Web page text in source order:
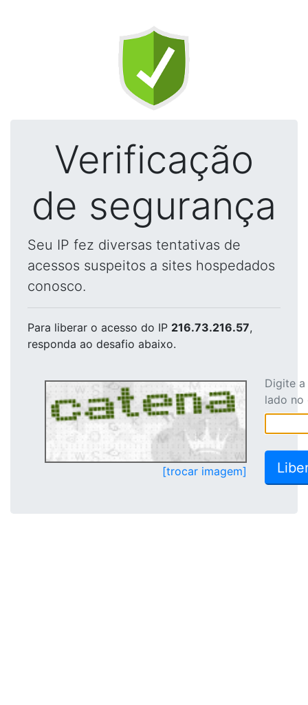
Verificação
de segurança
Seu IP fez diversas tentativas de
acessos suspeitos a sites hospedados
conosco.
Para liberar o acesso do IP 216.73.216.57,
responda ao desafio abaixo.
[trocar imagem]
Digite
lado no